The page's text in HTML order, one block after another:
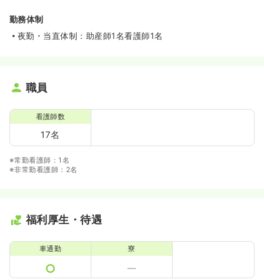
勤務体制
夜勤・当直体制：助産師1名看護師1名
職員
看護師数
17名
※常勤看護師：1名
※非常勤看護師：2名
福利厚生・待遇
車通勤 寮